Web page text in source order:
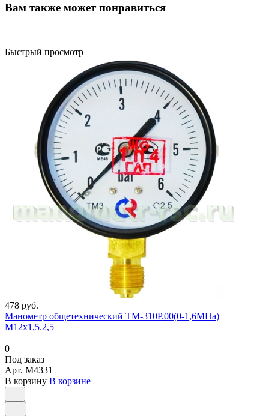
Вам также может понравиться
Быстрый просмотр
478 руб.
Манометр общетехнический ТМ-310Р.00(0-1,6МПа)
М12х1,5.2,5
0
Под заказ
Арт. M4331
В корзину В корзине